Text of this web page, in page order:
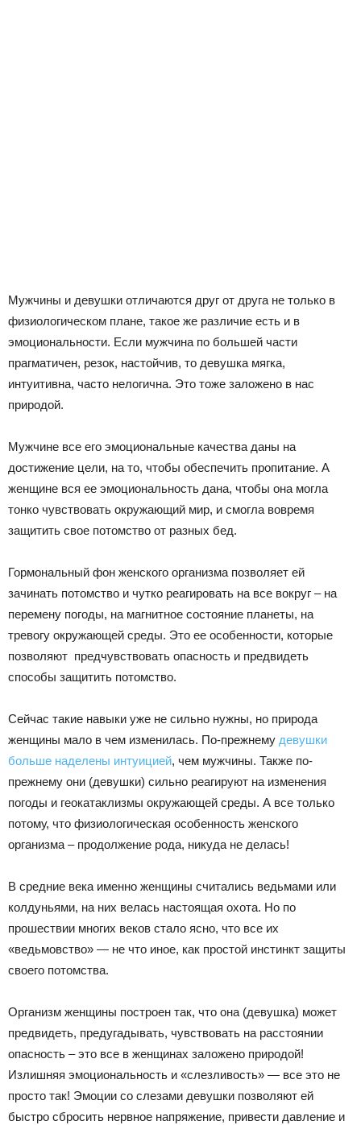
Мужчины и девушки отличаются друг от друга не только в
физиологическом плане, такое же различие есть и в
эмоциональности. Если мужчина по большей части
прагматичен, резок, настойчив, то девушка мягка,
интуитивна, часто нелогична. Это тоже заложено в нас
природой.
Мужчине все его эмоциональные качества даны на
достижение цели, на то, чтобы обеспечить пропитание. А
женщине вся ее эмоциональность дана, чтобы она могла
тонко чувствовать окружающий мир, и смогла вовремя
защитить свое потомство от разных бед.
Гормональный фон женского организма позволяет ей
зачинать потомство и чутко реагировать на все вокруг – на
перемену погоды, на магнитное состояние планеты, на
тревогу окружающей среды. Это ее особенности, которые
позволяют предчувствовать опасность и предвидеть
способы защитить потомство.
Сейчас такие навыки уже не сильно нужны, но природа
женщины мало в чем изменилась. По-прежнему девушки
больше наделены интуицией, чем мужчины. Также по-
прежнему они (девушки) сильно реагируют на изменения
погоды и геокатаклизмы окружающей среды. А все только
потому, что физиологическая особенность женского
организма – продолжение рода, никуда не делась!
В средние века именно женщины считались ведьмами или
колдуньями, на них велась настоящая охота. Но по
прошествии многих веков стало ясно, что все их
«ведьмовство» — не что иное, как простой инстинкт защиты
своего потомства.
Организм женщины построен так, что она (девушка) может
предвидеть, предугадывать, чувствовать на расстоянии
опасность – это все в женщинах заложено природой!
Излишняя эмоциональность и «слезливость» — все это не
просто так! Эмоции со слезами девушки позволяют ей
быстро сбросить нервное напряжение, привести давление и